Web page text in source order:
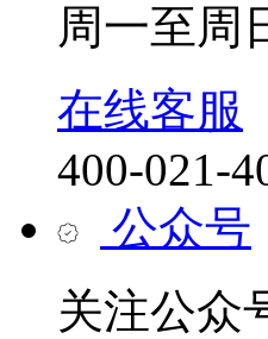
周一至周
在线客服
400-021-
公众号
关注公众